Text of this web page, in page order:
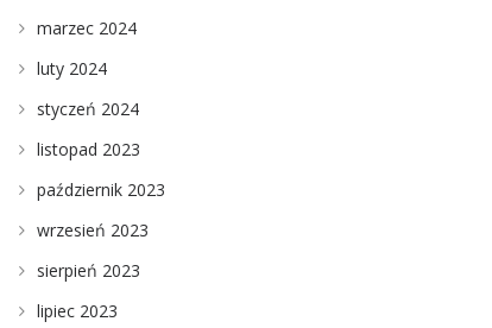
marzec 2024
luty 2024
styczeń 2024
listopad 2023
październik 2023
wrzesień 2023
sierpień 2023
lipiec 2023